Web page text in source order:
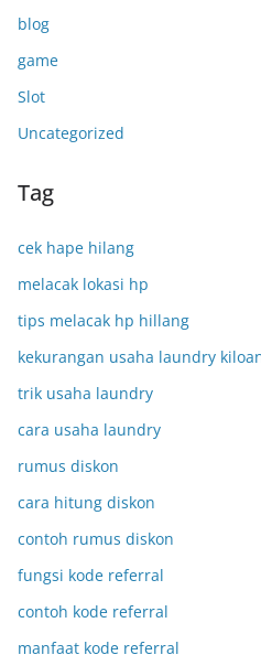
blog
game
Slot
Uncategorized
Tag
cek hape hilang
melacak lokasi hp
tips melacak hp hillang
kekurangan usaha laundry
trik usaha laundry
cara usaha laundry
rumus diskon
cara hitung diskon
contoh rumus diskon
fungsi kode referral
contoh kode referral
manfaat kode referral